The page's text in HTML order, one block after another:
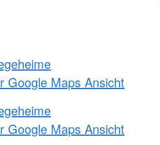
Google Maps Ansicht
Google Maps Ansicht